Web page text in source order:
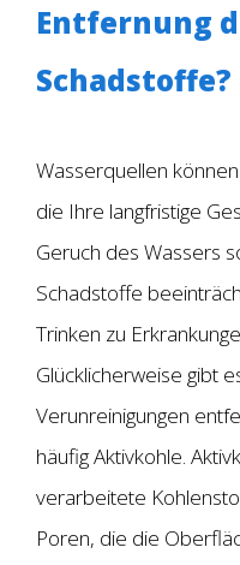
Entfernung
Schadstoffe?
Wasserquellen
die Ihre langfristige
Geruch des Wassers
Schadstoffe
Trinken zu
Glücklicherweise gibt
Verunreinigungen
häufig Aktivkohle.
verarbeitete
Poren, die die